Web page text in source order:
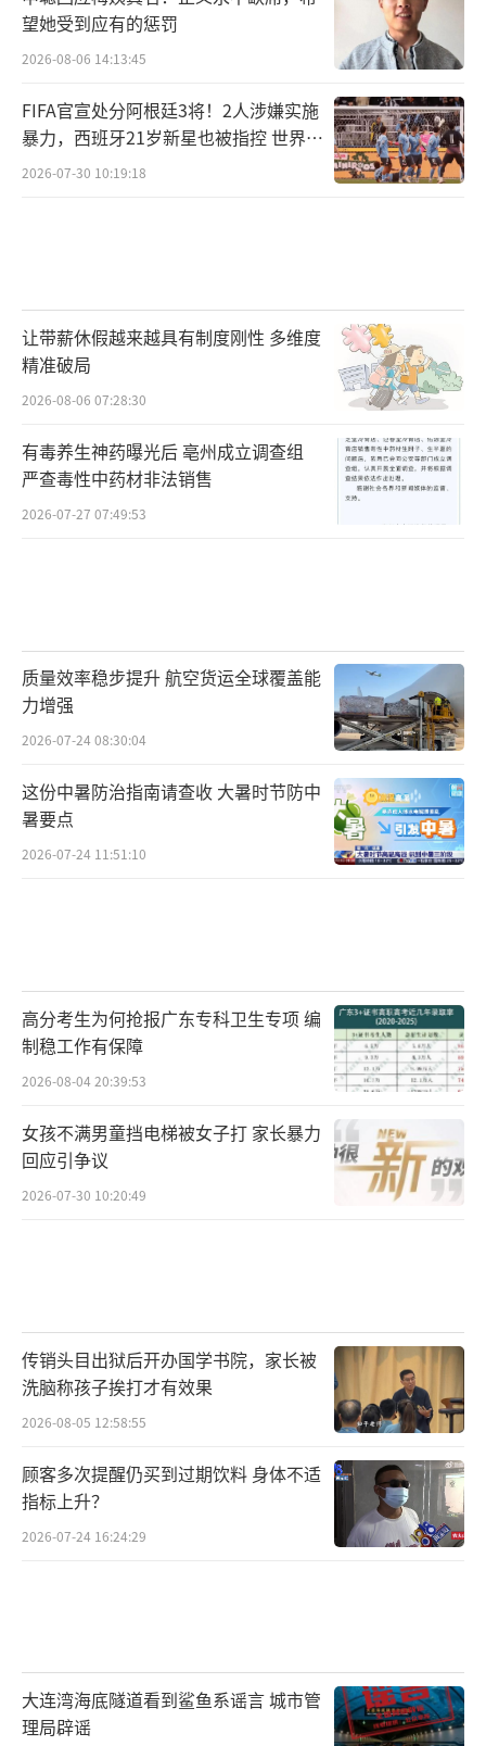
望她受到应有的惩罚
2026-08-06 14:13:45
FIFA官宣处分阿根廷3将！2人涉嫌实施
暴力，西班牙21岁新星也被指控 世界杯
决赛冲突后续
2026-07-30 10:19:18
让带薪休假越来越具有制度刚性 多维度
精准破局
2026-08-06 07:28:30
有毒养生神药曝光后 亳州成立调查组
严查毒性中药材非法销售
2026-07-27 07:49:53
质量效率稳步提升 航空货运全球覆盖能
力增强
2026-07-24 08:30:04
这份中暑防治指南请查收 大暑时节防中
暑要点
2026-07-24 11:51:10
高分考生为何抢报广东专科卫生专项 编
制稳工作有保障
2026-08-04 20:39:53
女孩不满男童挡电梯被女子打 家长暴力
回应引争议
2026-07-30 10:20:49
传销头目出狱后开办国学书院，家长被
洗脑称孩子挨打才有效果
2026-08-05 12:58:55
顾客多次提醒仍买到过期饮料 身体不适
指标上升？
2026-07-24 16:24:29
大连湾海底隧道看到鲨鱼系谣言 城市管
理局辟谣